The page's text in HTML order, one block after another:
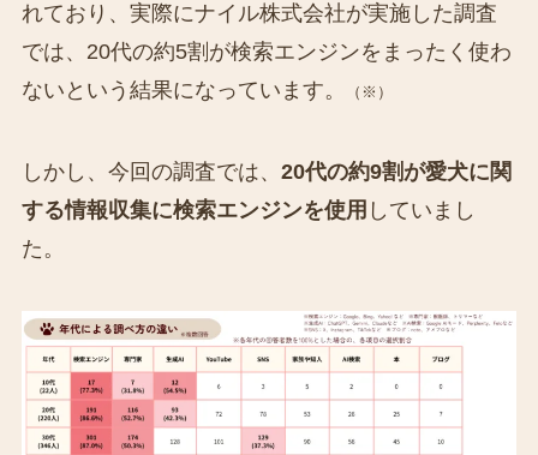
れており、実際にナイル株式会社が実施した調査
では、20代の約5割が検索エンジンをまったく使わ
ないという結果になっています。
（※）
しかし、今回の調査では、 20代の約9割が愛犬に関
する情報収集に検索エンジンを使用 していまし
た。